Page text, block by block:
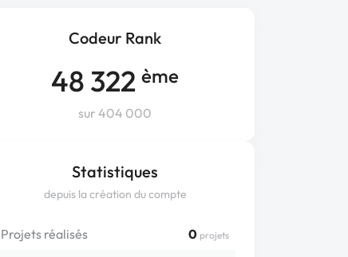
Codeur Rank
48 322 ème
sur 404 000
Statistiques
depuis la création du compte
Projets réalisés 0 projets